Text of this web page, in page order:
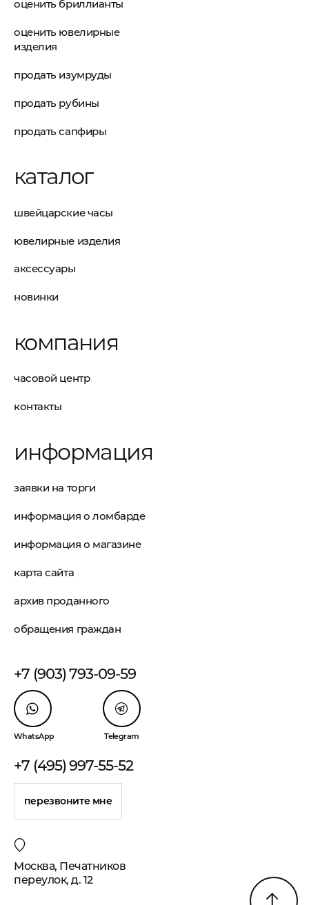
оценить бриллианты
оценить ювелирные
изделия
продать изумруды
продать рубины
продать сапфиры
каталог
швейцарские часы
ювелирные изделия
аксессуары
новинки
компания
часовой центр
контакты
информация
заявки на торги
информация о ломбарде
информация о магазине
карта сайта
архив проданного
обращения граждан
+7 (903) 793-09-59
WhatsApp Telegram
+7 (495) 997-55-52
перезвоните мне
Москва, Печатников
переулок, д. 12